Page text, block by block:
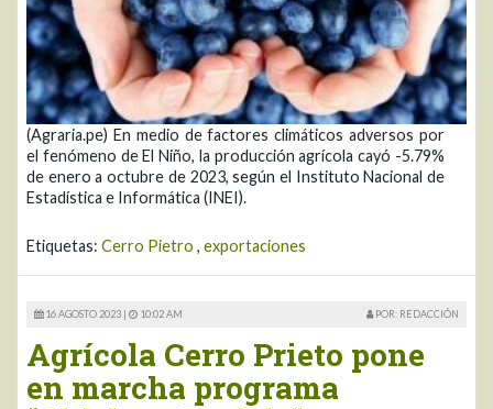
(Agraria.pe) En medio de factores climáticos adversos por
el fenómeno de El Niño, la producción agrícola cayó -5.79%
de enero a octubre de 2023, según el Instituto Nacional de
Estadística e Informática (INEI).
Etiquetas: Cerro Pietro , exportaciones
16 AGOSTO 2023 | 10:02 AM POR: REDACCIÓN
Agrícola Cerro Prieto pone
en marcha programa